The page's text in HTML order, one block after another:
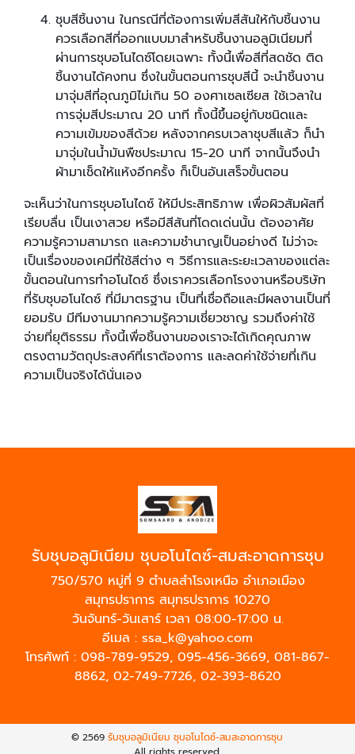
ชุบสีชิ้นงาน ในกรณีที่ต้องการเพิ่มสีสันให้กับชิ้นงาน
ควรเลือกสีที่ออกแบบมาสำหรับชิ้นงานอลูมิเนียมที่
ผ่านการชุบอโนไดซ์โดยเฉพาะ ทั้งนี้เพื่อสีที่สดชัด ติด
ชิ้นงานได้คงทน ซึ่งในขั้นตอนการชุบสีนี้ จะนำชิ้นงาน
มาจุ่มสีที่อุณภูมิไม่เกิน 50 องศาเซลเซียส ใช้เวลาใน
การจุ่มสีประมาณ 20 นาที ทั้งนี้ขึ้นอยู่กับชนิดและ
ความเข้มของสีด้วย หลังจากครบเวลาชุบสีแล้ว ก็นำ
มาจุ่มในน้ำมันพืชประมาณ 15-20 นาที จากนั้นจึงนำ
ผ้ามาเช็ดให้แห้งอีกครั้ง ก็เป็นอันเสร็จขั้นตอน
จะเห็นว่าในการชุบอโนไดซ์ ให้มีประสิทธิภาพ เพื่อผิวสัมผัสที่
เรียบลื่น เป็นเงาสวย หรือมีสีสันที่โดดเด่นนั้น ต้องอาศัย
ความรู้ความสามารถ และความชำนาญเป็นอย่างดี ไม่ว่าจะ
เป็นเรื่องของเคมีที่ใช้สีต่าง ๆ วิธีการและระยะเวลาของแต่ละ
ขั้นตอนในการทำอโนไดซ์ ซึ่งเราควรเลือกโรงงานหรือบริษัท
ที่รับชุบอโนไดซ์ ที่มีมาตรฐาน เป็นที่เชื่อถือและมีผลงานเป็นที่
ยอมรับ มีทีมงานมากความรู้ความเชี่ยวชาญ รวมถึงค่าใช้
จ่ายที่ยุติธรรม ทั้งนี้เพื่อชิ้นงานของเราจะได้เกิดคุณภาพ
ตรงตามวัตถุประสงค์ที่เราต้องการ และลดค่าใช้จ่ายที่เกิน
ความเป็นจริงได้นั่นเอง
รับชุบอลูมิเนียม ชุบอโนไดซ์-สมสะอาดการชุบ
750/570 หมู่ที่ 9 ตำบลสำโรงเหนือ อำเภอเมือง
สมุทรปราการ สมุทรปราการ 10270
วันจันทร์-วันเสาร์ เวลา 08:00-17:00 น.
อีเมล : ssa_k@yahoo.com
โทรศัพท์ : 098-789-9529, 095-456-3669, 081-867-
8862, 02-749-7726, 02-393-8620
© 2569รับชุบอลูมิเนียม ชุบอโนไดซ์-สมสะอาดการชุบ